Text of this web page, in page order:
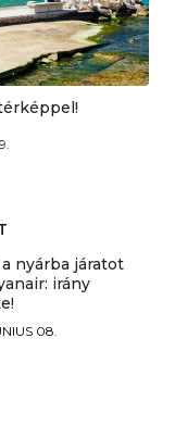
nyárba járatot
irány
08.